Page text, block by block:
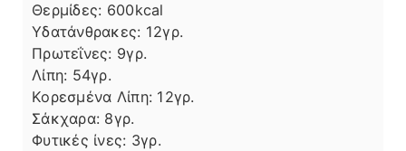
Θερμίδες: 600kcal
Υδατάνθρακες: 12γρ.
Πρωτεΐνες: 9γρ.
Λίπη
Λίπη: 54γρ.
Κορεσμένα Λίπη: 12γρ.
Σάκχαρα: 8γρ.
Φυτικές ίνες: 3γρ.